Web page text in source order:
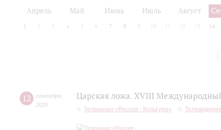
Апрель Май Июнь Июль Август
1 2 3 4 5 6 7 8 9 10 12 13 14
12 сентября
2025
Царская ложа. XVIII
Телеканал «Россия - Культура»